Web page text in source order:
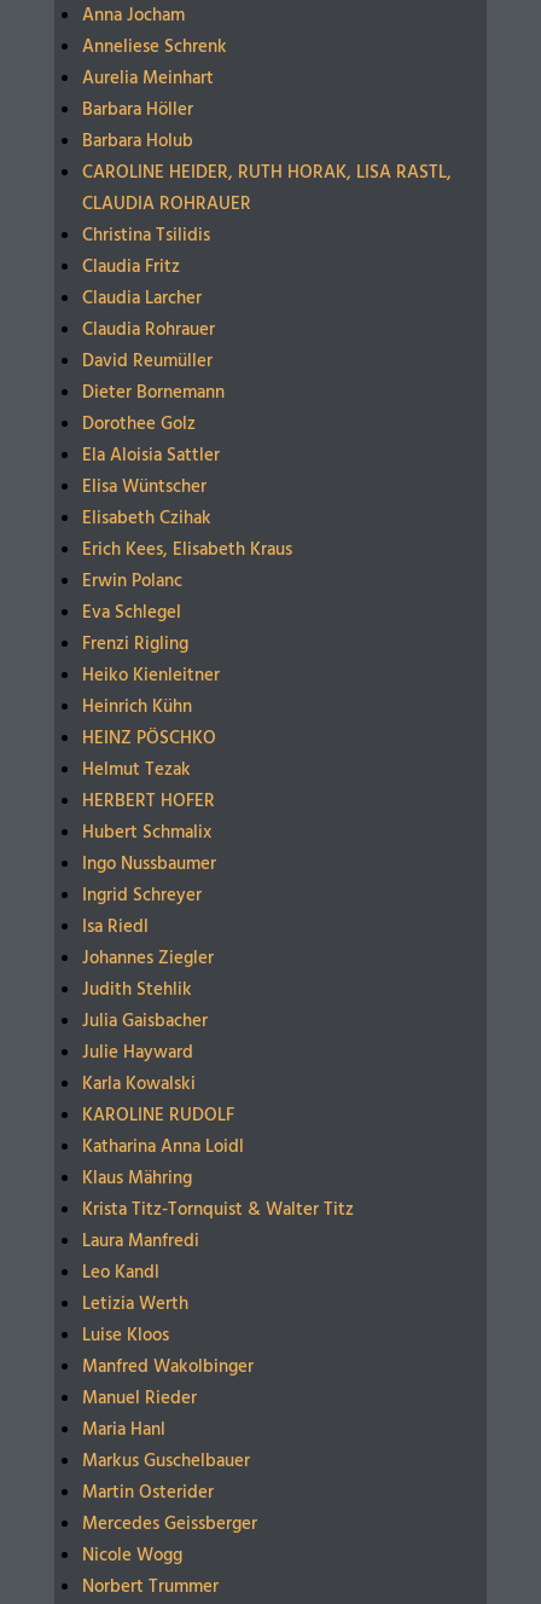
Anna Jocham
Anneliese Schrenk
Aurelia Meinhart
Barbara Höller
Barbara Holub
CAROLINE HEIDER, RUTH HORAK, LISA RASTL,
CLAUDIA ROHRAUER
Christina Tsilidis
Claudia Fritz
Claudia Larcher
Claudia Rohrauer
David Reumüller
Dieter Bornemann
Dorothee Golz
Ela Aloisia Sattler
Elisa Wüntscher
Elisabeth Czihak
Erich Kees, Elisabeth Kraus
Erwin Polanc
Eva Schlegel
Frenzi Rigling
Heiko Kienleitner
Heinrich Kühn
HEINZ PÖSCHKO
Helmut Tezak
HERBERT HOFER
Hubert Schmalix
Ingo Nussbaumer
Ingrid Schreyer
Isa Riedl
Johannes Ziegler
Judith Stehlik
Julia Gaisbacher
Julie Hayward
Karla Kowalski
KAROLINE RUDOLF
Katharina Anna Loidl
Klaus Mähring
Krista Titz-Tornquist & Walter Titz
Laura Manfredi
Leo Kandl
Letizia Werth
Luise Kloos
Manfred Wakolbinger
Manuel Rieder
Maria Hanl
Markus Guschelbauer
Martin Osterider
Mercedes Geissberger
Nicole Wogg
Norbert Trummer